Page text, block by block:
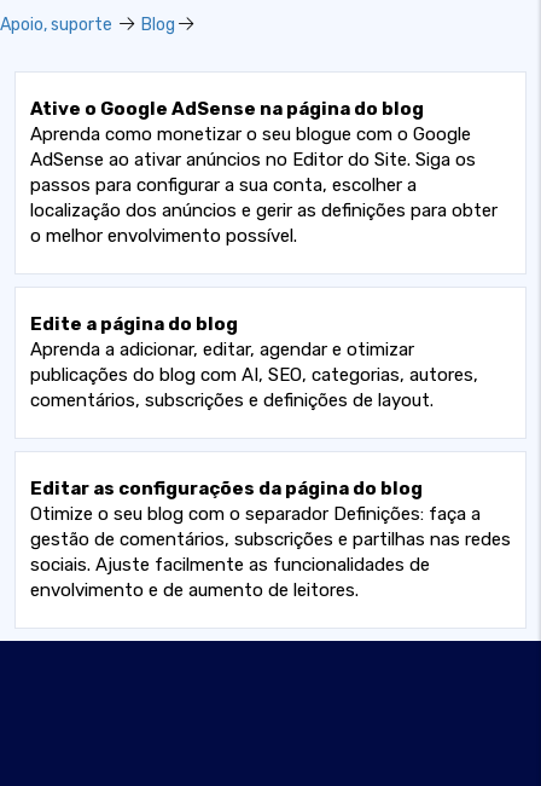
Apoio, suporte Blog
Ative o Google AdSense na página do blog
Aprenda como monetizar o seu blogue com o Google
AdSense ao ativar anúncios no Editor do Site. Siga os
passos para configurar a sua conta, escolher a
localização dos anúncios e gerir as definições para obter
o melhor envolvimento possível.
Edite a página do blog
Aprenda a adicionar, editar, agendar e otimizar
publicações do blog com AI, SEO, categorias, autores,
comentários, subscrições e definições de layout.
Editar as configurações da página do blog
Otimize o seu blog com o separador Definições: faça a
gestão de comentários, subscrições e partilhas nas redes
sociais. Ajuste facilmente as funcionalidades de
envolvimento e de aumento de leitores.